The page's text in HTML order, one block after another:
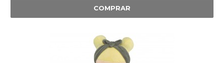
COMPRAR